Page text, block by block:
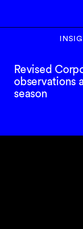
Revised
observations
season